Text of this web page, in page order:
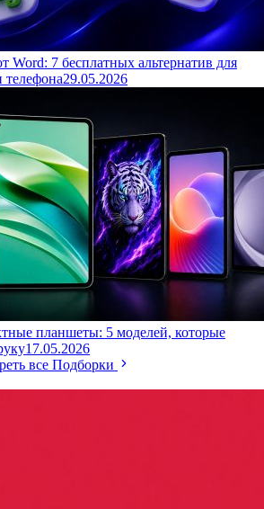
Word: 7 бесплатных альтернатив для
телефона29.05.2026
планшеты: 5 моделей, которые
17.05.2026
все Подборки